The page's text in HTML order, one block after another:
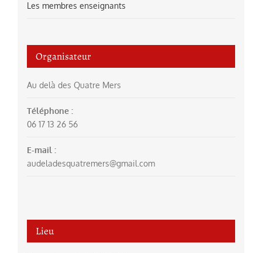
Les membres enseignants
Organisateur
Au delà des Quatre Mers
Téléphone :
06 17 13 26 56
E-mail :
audeladesquatremers@gmail.com
Lieu